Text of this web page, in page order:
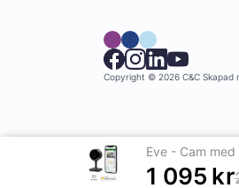
1 095 kr
Copyright © 2026 C&C Skapad